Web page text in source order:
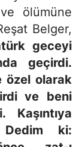
ve ölümüne
Belger,
geceyi
geçirdi.
özel olarak
ve beni
Kaşıntıya
Dedim ki: